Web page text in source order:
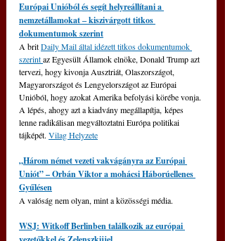
Európai Unióból és segít helyreállítani a
nemzetállamokat ‒ kiszivárgott titkos
dokumentumok szerint
A brit Daily Mail által idézett titkos dokumentumok
szerint az Egyesült Államok elnöke, Donald Trump azt
tervezi, hogy kivonja Ausztriát, Olaszországot,
Magyarországot és Lengyelországot az Európai
Unióból, hogy azokat Amerika befolyási körébe vonja.
A lépés, ahogy azt a kiadvány megállapítja, képes
lenne radikálisan megváltoztatni Európa politikai
tájképét. Vilag Helyzete
„Három német vezeti vakvágányra az Európai
Uniót” – Orbán Viktor a mohácsi Háborúellenes
Gyűlésen
A valóság nem olyan, mint a közösségi média.
WSJ: Witkoff Berlinben találkozik az európai